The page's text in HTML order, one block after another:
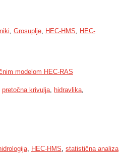
, Grosuplje, HEC-HMS, HEC-
modelom HEC-RAS
pretočna krivulja, hidravlika,
, HEC-HMS, statistična analiza